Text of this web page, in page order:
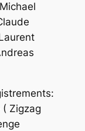
( Zigzag